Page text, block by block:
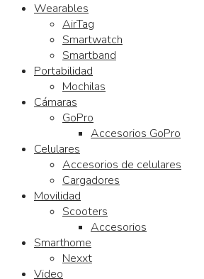
Wearables
AirTag
Smartwatch
Smartband
Portabilidad
Mochilas
Cámaras
GoPro
Accesorios GoPro
Celulares
Accesorios de celulares
Cargadores
Movilidad
Scooters
Accesorios
Smarthome
Nexxt
Video